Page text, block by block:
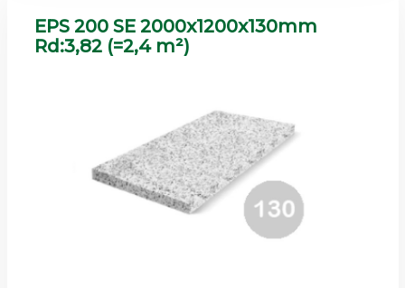
EPS 200 SE 2000x1200x130mm
Rd:3,82 (=2,4 m²)